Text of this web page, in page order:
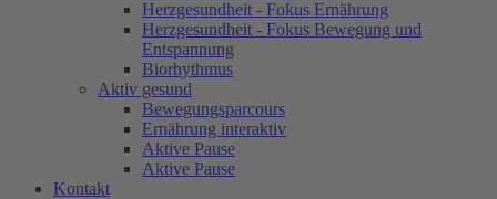
Herzgesundheit - Fokus Ernährung
Herzgesundheit - Fokus Bewegung und
Entspannung
Biorhythmus
Aktiv gesund
Bewegungsparcours
Ernährung interaktiv
Aktive Pause
Aktive Pause
Kontakt